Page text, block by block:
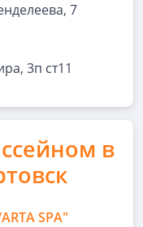
7
3п ст11
в
SPA"